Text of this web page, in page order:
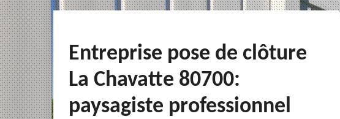
Entreprise pose de clôture
La Chavatte 80700:
paysagiste professionnel